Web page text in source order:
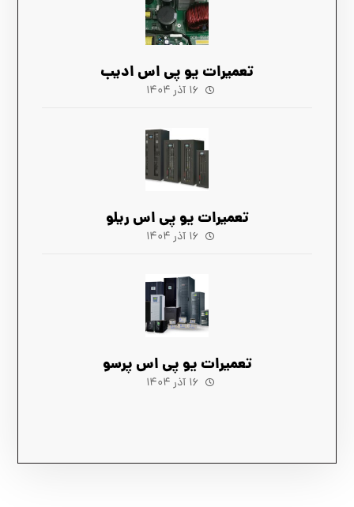
تعمیرات یو پی اس ادیب
۱۶ آذر ۱۴۰۴
تعمیرات یو پی اس ریلو
۱۶ آذر ۱۴۰۴
تعمیرات یو پی اس پرسو
۱۶ آذر ۱۴۰۴